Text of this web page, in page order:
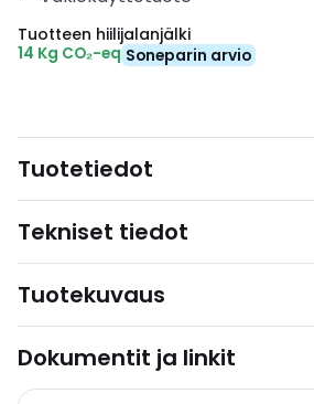
Tuotteen hiilijalanjälki
14 Kg CO₂-eq Soneparin arvio
Tuotetiedot
Tekniset tiedot
Tuotekuvaus
Dokumentit ja linkit